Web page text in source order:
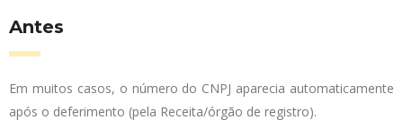
Antes
Em muitos casos, o número do CNPJ aparecia automaticamente
após o deferimento (pela Receita/órgão de registro).